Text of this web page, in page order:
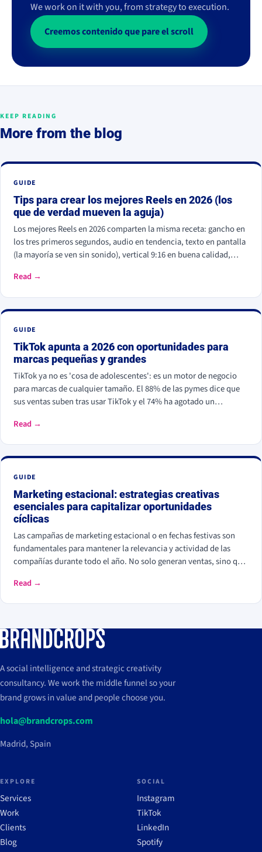
We work on it with you, from strategy to execution.
Creemos contenido que pare el scroll
KEEP READING
More from the blog
GUIDE
Tips para crear los mejores Reels en 2026 (los
que de verdad mueven la aguja)
Los mejores Reels en 2026 comparten la misma receta: gancho en
los tres primeros segundos, audio en tendencia, texto en pantalla
(la mayoría se ven sin sonido), vertical 9:16 en buena calidad,
algoritmo premia el tiempo de visionado, los guardados y los
método repetible basta.
Read →
GUIDE
TikTok apunta a 2026 con oportunidades para
marcas pequeñas y grandes
TikTok ya no es 'cosa de adolescentes': es un motor de negocio
para marcas de cualquier tamaño. El 88% de las pymes dice que
sus ventas suben tras usar TikTok y el 74% ha agotado un
amplifica el buen contenido sin importar los seguidores, así que
no por presupuesto. De cara a 2026, la oportunidad está en el
Read →
GUIDE
Marketing estacional: estrategias creativas
esenciales para capitalizar oportunidades
cíclicas
Las campañas de marketing estacional o en fechas festivas son
fundamentales para mantener la relevancia y actividad de las
compañías durante todo el año. No solo generan ventas, sino que
emocional con las audiencias.
Read →
A social intelligence and strategic creativity
consultancy. We work the middle funnel so your
brand grows in value and people choose you.
hola@brandcrops.com
Madrid, Spain
EXPLORE
Services
Work
Clients
Blog
SOCIAL
Instagram
TikTok
LinkedIn
Spotify